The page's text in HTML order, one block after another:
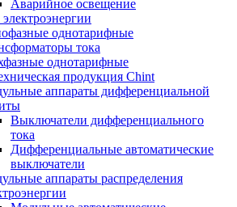
Аварийное освещение
однотарифные
тока
однотарифные
продукция Chint
аппараты дифференциальной
Выключатели дифференциального
тока
Дифференциальные автоматические
выключатели
аппараты распределения